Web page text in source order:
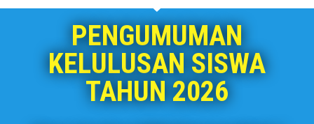
PENGUMUMAN
KELULUSAN SISWA
TAHUN 2026